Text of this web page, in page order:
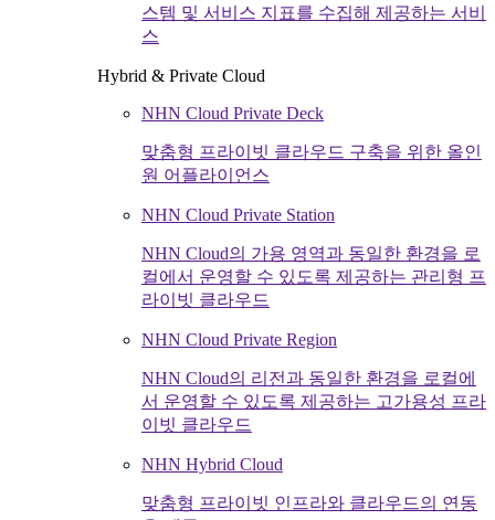
스템 및 서비스 지표를 수집해 제공하는 서비
스
Hybrid & Private Cloud
NHN Cloud Private Deck
맞춤형 프라이빗 클라우드 구축을 위한 올인
원 어플라이언스
NHN Cloud Private Station
NHN Cloud의 가용 영역과 동일한 환경을 로
컬에서 운영할 수 있도록 제공하는 관리형 프
라이빗 클라우드
NHN Cloud Private Region
NHN Cloud의 리전과 동일한 환경을 로컬에
서 운영할 수 있도록 제공하는 고가용성 프라
이빗 클라우드
NHN Hybrid Cloud
맞춤형 프라이빗 인프라와 클라우드의 연동